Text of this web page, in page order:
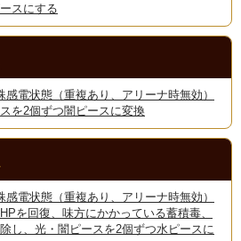
スにする
電状態（重複あり、アリーナ時無効）
を2個ずつ闇ピースに変換
電状態（重複あり、アリーナ時無効）
を回復、味方にかかっている蓄積毒、
し、光・闇ピースを2個ずつ水ピースに